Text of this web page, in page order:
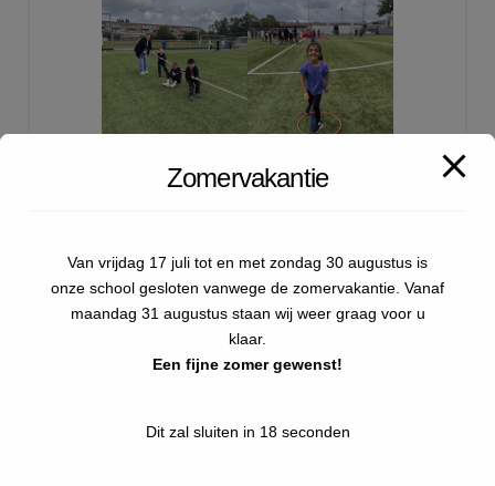
Laatste nieuws
Zomervakantie
Van vrijdag 17 juli tot en met zondag 30 augustus is
onze school gesloten vanwege de zomervakantie. Vanaf
maandag 31 augustus staan wij weer graag voor u
klaar.
Een fijne zomer gewenst!
Dit zal sluiten in 17seconden